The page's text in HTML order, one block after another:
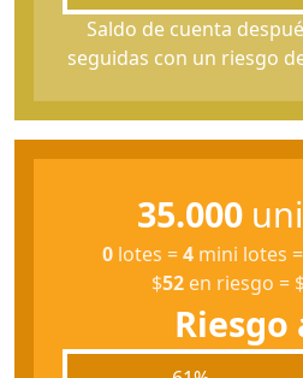
Saldo de cuenta
seguidas con un riesgo
35.000
0 lotes =4 mini lotes =
$52 en riesgo =
Riesgo